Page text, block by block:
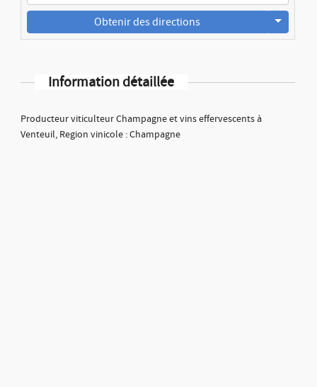
Obtenir des directions
Information détaillée
Producteur viticulteur Champagne et vins effervescents à
Venteuil, Region vinicole : Champagne